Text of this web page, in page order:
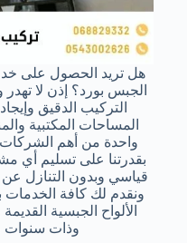
هل تريد الحصول على
الجبس بورد؟ إذن لا
التركيب الدقيق
المساحات المكتبية
واحدة من أهم الشركات
بقدرتنا على تسليم
قياسي وبدون التنازل عن
ونقدم لك كافة الخدمات
الألواح الجبسية
وذات سنوات